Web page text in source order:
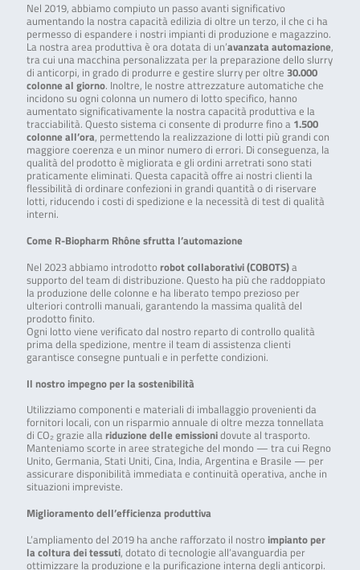
Nel 2019, abbiamo compiuto un passo avanti significativo
aumentando la nostra capacità edilizia di oltre un terzo, il che ci ha
permesso di espandere i nostri impianti di produzione e magazzino.
La nostra area produttiva è ora dotata di un’avanzata automazione,
tra cui una macchina personalizzata per la preparazione dello slurry
di anticorpi, in grado di produrre e gestire slurry per oltre 30.000
colonne al giorno. Inoltre, le nostre attrezzature automatiche che
incidono su ogni colonna un numero di lotto specifico, hanno
aumentato significativamente la nostra capacità produttiva e la
tracciabilità. Questo sistema ci consente di produrre fino a 1.500
colonne all’ora, permettendo la realizzazione di lotti più grandi con
maggiore coerenza e un minor numero di errori. Di conseguenza, la
qualità del prodotto è migliorata e gli ordini arretrati sono stati
praticamente eliminati. Questa capacità offre ai nostri clienti la
flessibilità di ordinare confezioni in grandi quantità o di riservare
lotti, riducendo i costi di spedizione e la necessità di test di qualità
interni.
Come R-Biopharm Rhône sfrutta l’automazione
Nel 2023 abbiamo introdottorobot collaborativi (COBOTS)a
supporto del team di distribuzione. Questo ha più che raddoppiato
la produzione delle colonne e ha liberato tempo prezioso per
ulteriori controlli manuali, garantendo la massima qualità del
prodotto finito.
Ogni lotto viene verificato dal nostro reparto di controllo qualità
prima della spedizione, mentre il team di assistenza clienti
garantisce consegne puntuali e in perfette condizioni.
Il nostro impegno per la sostenibilità
Utilizziamo componenti e materiali di imballaggio provenienti da
fornitori locali, con un risparmio annuale di oltre mezza tonnellata
di CO₂ grazie alla riduzione delle emissionidovute al trasporto.
Manteniamo scorte in aree strategiche del mondo — tra cui Regno
Unito, Germania, Stati Uniti, Cina, India, Argentina e Brasile — per
assicurare disponibilità immediata e continuità operativa, anche in
situazioni impreviste.
Miglioramento dell’efficienza produttiva
L’ampliamento del 2019 ha anche rafforzato il nostroimpianto per
la coltura dei tessuti, dotato di tecnologie all’avanguardia per
ottimizzare la produzione e la purificazione interna degli anticorpi.